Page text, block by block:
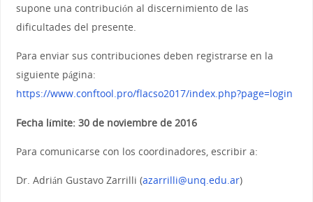
supone una contribución al discernimiento de las
dificultades del presente.
Para enviar sus contribuciones deben registrarse en la
siguiente página:
https://www.conftool.pro/flacso2017/index.php?page=login
Fecha límite: 30 de noviembre de 2016
Para comunicarse con los coordinadores, escribir a:
Dr. Adrián Gustavo Zarrilli (azarrilli@unq.edu.ar)